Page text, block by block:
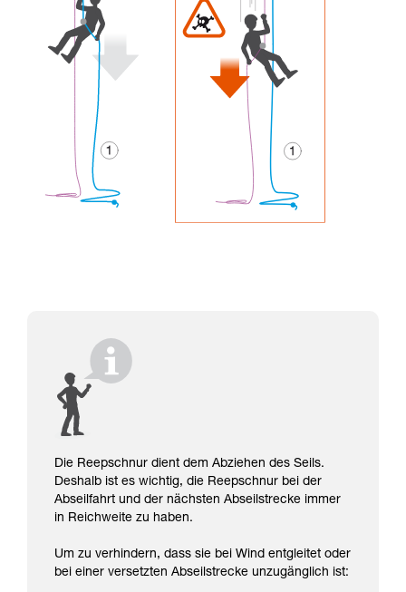
Die Reepschnur dient dem Abziehen des Seils.
Deshalb ist es wichtig, die Reepschnur bei der
Abseilfahrt und der nächsten Abseilstrecke immer
in Reichweite zu haben.
Um zu verhindern, dass sie bei Wind entgleitet oder
bei einer versetzten Abseilstrecke unzugänglich ist: